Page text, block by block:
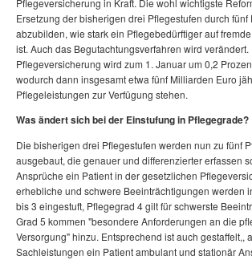
Pflegeversicherung in Kraft. Die wohl wichtigste
Ersetzung der bisherigen drei Pflegestufen durch fünf
abzubilden, wie stark ein Pflegebedürftiger auf
ist. Auch das Begutachtungsverfahren wird
Pflegeversicherung wird zum 1. Januar um 0,2
wodurch dann insgesamt etwa fünf Milliarden Euro
Pflegeleistungen zur Verfügung stehen.
Was ändert sich bei der Einstufung in Pflegegrade?
Die bisherigen drei Pflegestufen werden nun zu fünf
ausgebaut, die genauer und differenzierter erfassen
Ansprüche ein Patient in der gesetzlichen
erhebliche und schwere Beeinträchtigungen werden
bis 3 eingestuft, Pflegegrad 4 gilt für schwerste
Grad 5 kommen "besondere Anforderungen an die
Versorgung" hinzu. Entsprechend ist auch gestaffelt,,
Sachleistungen ein Patient ambulant und stationär